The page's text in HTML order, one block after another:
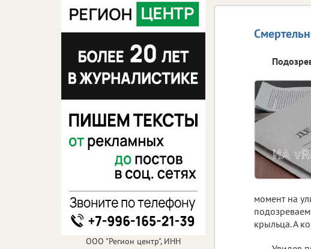
момент на
крыльца. А
ООО "Регион центр", ИНН